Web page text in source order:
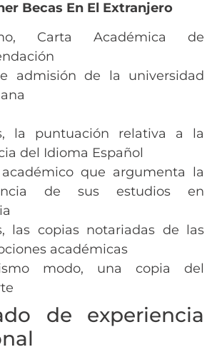
Becas En El Extranjero
Carta Académica de
admisión de la universidad
la puntuación relativa a la
del Idioma Español
académico que argumenta la
de sus estudios en
las copias notariadas de las
académicas
modo, una copia del
de experiencia